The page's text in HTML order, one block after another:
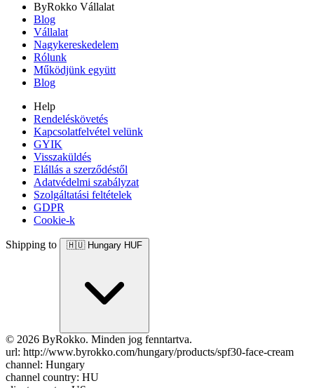
ByRokko Vállalat
Blog
Vállalat
Nagykereskedelem
Rólunk
Működjünk együtt
Blog
Help
Rendeléskövetés
Kapcsolatfelvétel velünk
GYIK
Visszaküldés
Elállás a szerződéstől
Adatvédelmi szabályzat
Szolgáltatási feltételek
GDPR
Cookie-k
Shipping to 🇭🇺 Hungary HUF
© 2026 ByRokko. Minden jog fenntartva.
url: http://www.byrokko.com/hungary/products/spf30-face-cream
channel: Hungary
channel country: HU